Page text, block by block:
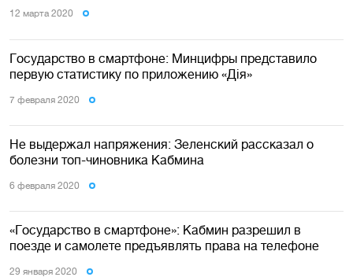
12 марта 2020
Государство в смартфоне: Минцифры представило
первую статистику по приложению «Дія»
7 февраля 2020
Не выдержал напряжения: Зеленский рассказал о
болезни топ-чиновника Кабмина
6 февраля 2020
«Государство в смартфоне»: Кабмин разрешил в
поезде и самолете предъявлять права на телефоне
29 января 2020